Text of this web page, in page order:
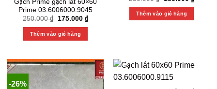
Gạch Prime gạch lát 60×60
Prime 03.6006000.9045
250.000₫
Original
was:
250.000 ₫.
175.000 ₫Current
price
Thêm vào giỏ hàng
was:
250.000 ₫.
price
Thêm vào giỏ hàng
-26%